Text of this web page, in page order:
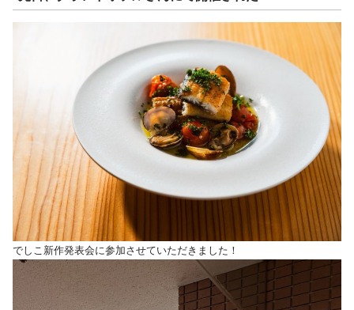
でしこ新作発表会に参加させていただきました！